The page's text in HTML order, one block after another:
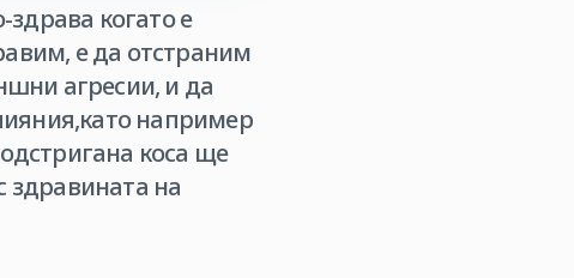
когато е
е да отстраним
агресии, и да
например
коса ще
на